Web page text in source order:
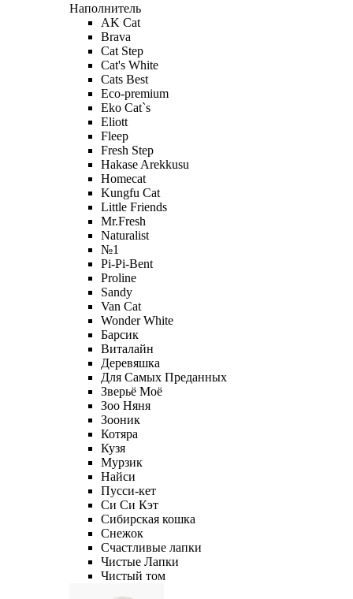
Наполнитель
AK Cat
Brava
Cat Step
Cat's White
Cats Best
Eco-premium
Eko Cat`s
Eliott
Fleep
Fresh Step
Hakase Arekkusu
Homecat
Kungfu Cat
Little Friends
Mr.Fresh
Naturalist
№1
Pi-Pi-Bent
Proline
Sandy
Van Cat
Wonder White
Барсик
Виталайн
Деревяшка
Для Самых Преданных
Зверьё Моё
Зоо Няня
Зооник
Котяра
Кузя
Мурзик
Найси
Пусси-кет
Си Си Кэт
Сибирская кошка
Снежок
Счастливые лапки
Чистые Лапки
Чистый том